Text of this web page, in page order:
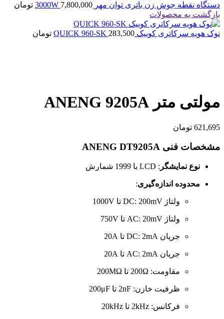
دستگاه نقطه جوش زن باتری توان مهر 3000W 7,800,000
تومان
بازگشت به محصولات
نوک هویه سرکاتری کوییک QUICK 960-SK 283,500
تومان
مولتی متر ANENG 9205A
621,695 تومان
مشخصات فنی ANENG DT9205A
نوع نمایشگر : LCD با 1999 شمارش
محدوده اندازه‌گیری:
ولتاژ DC: 200mV تا 1000V
ولتاژ AC: 20mV تا 750V
جریان DC: 2mA تا 20A
جریان AC: 2mA تا 20A
مقاومت: 200Ω تا 200MΩ
ظرفیت خازن: 2nF تا 200μF
فرکانس: 2kHz تا 20kHz